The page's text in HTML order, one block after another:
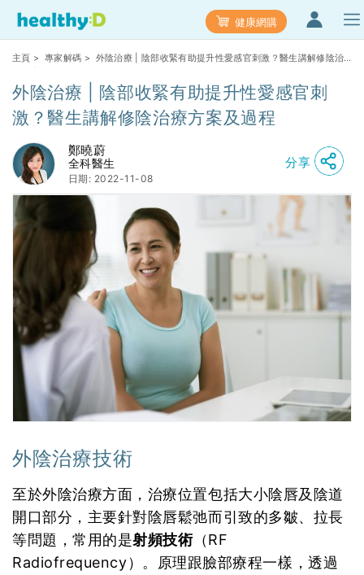
健康網購
主頁 > 專家解碼 > 外陰治療 | 陰部收緊有助提升性愛感官刺激？醫生講解修陰治
外陰治療 | 陰部收緊有助提升性愛感官刺
激？醫生講解修陰治療方案及過程
鄭曉蔚
全科醫生
日期: 2022-11-08
分享
外陰治療技術
至於外陰治療方面，治療位置包括大小陰唇及陰道
開口部分，主要針對陰唇鬆弛而引致的多皺、拉長
等問題，常用的是射頻技術（RF
Radiofrequency）。原理跟臉部療程一樣，透過